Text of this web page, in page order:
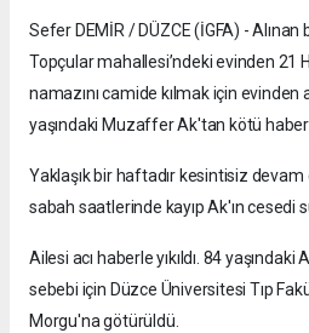
Sefer DEMİR / DÜZCE (İGFA) - Alınan
Topçular mahallesi’ndeki evinden 21
namazını camide kılmak için
yaşındaki Muzaffer Ak'tan kötü haber
Yaklaşık bir haftadır kesintisiz
sabah saatlerinde kayıp Ak'ın cesedi
Ailesi acı haberle yıkıldı. 84
sebebi için Düzce Üniversitesi Tıp
Morgu'na götürüldü.